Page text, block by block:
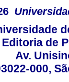
Editoria de
Av.
000,